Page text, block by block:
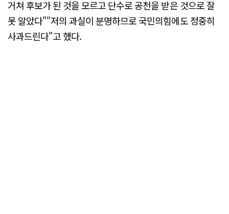
거쳐 후보가 된 것을 모르고 단수로 공천을 받은 것으로 잘
못 알았다""저의 과실이 분명하므로 국민의힘에도 정중히
사과드린다"고 했다.